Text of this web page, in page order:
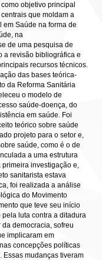
objetivo principal
que moldam a
em Saúde na forma de
na
de uma pesquisa de
a revisão bibliográfica e
recursos técnicos.
das bases teórica-
da Reforma Sanitária
o modelo de
saúde-doença, do
em saúde. Foi
teórico sobre saúde
projeto para o setor e,
saúde, como é o de
a uma estrutura
primeira investigação e,
sanitarista estava
foi realizada a análise
do Movimento
que teve seu início
luta contra a ditadura
democracia, sofreu
implicaram em
concepções políticas
Essas mudanças tiveram